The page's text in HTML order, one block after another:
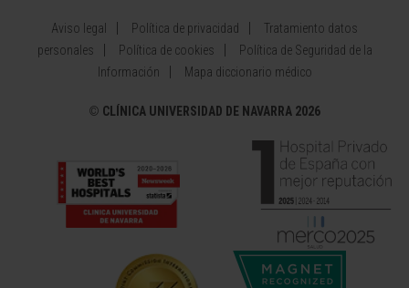
Aviso legal Política de privacidad
Tratamiento datos
personales
Política de cookies
Política de Seguridad de la
Información
Mapa diccionario médico
© CLÍNICA UNIVERSIDAD DE NAVARRA 2026